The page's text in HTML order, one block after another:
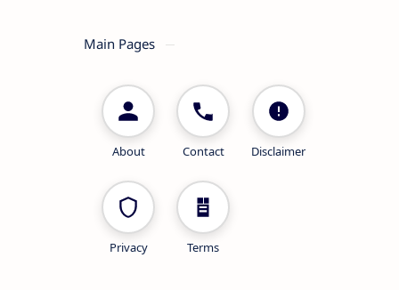
Main Pages
About Contact Disclaimer
Privacy Terms